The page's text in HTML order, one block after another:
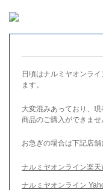
日頃はナルミヤオンラ
ます。
大変混みあっており、
商品のご購入ができませ
お急ぎの場合は下記店舗
ナルミヤオンライン楽天
ナルミヤオンライン